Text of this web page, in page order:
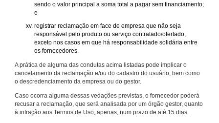
sendo o valor principal a soma total a pagar sem financiamento;
e
registrar reclamação em face de empresa que não seja
responsável pelo produto ou serviço contratado/ofertado,
exceto nos casos em que há responsabilidade solidária entre
os fornecedores.
A prática de alguma das condutas acima listadas pode implicar o
cancelamento da reclamação e/ou do cadastro do usuário, bem como
o descredenciamento da empresa ou do gestor.
Caso ocorra alguma dessas vedações previstas, o fornecedor poderá
recusar a reclamação, que será analisada por um órgão gestor, quanto
à infração aos Termos de Uso, apenas, num prazo de até 15 dias.